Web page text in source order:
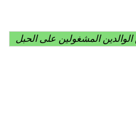
المشغولين على الحبل